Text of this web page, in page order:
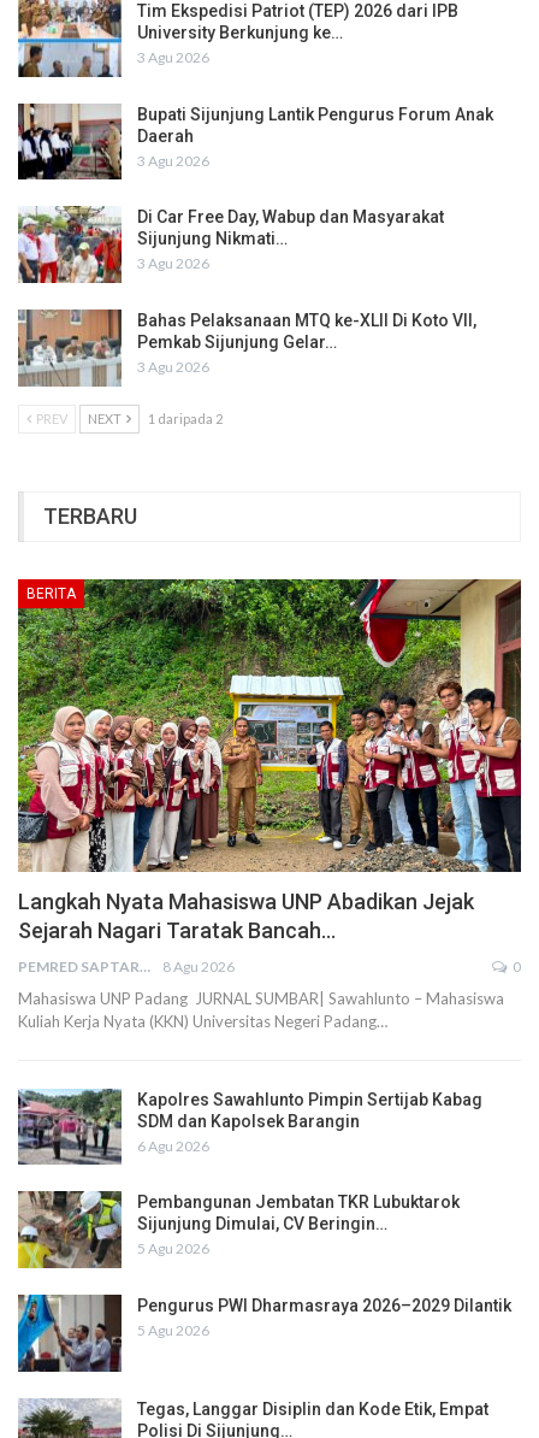
Tim Ekspedisi Patriot (TEP) 2026 dari IPB
University Berkunjung ke…
3 Agu 2026
Bupati Sijunjung Lantik Pengurus Forum Anak
Daerah
3 Agu 2026
Di Car Free Day, Wabup dan Masyarakat
Sijunjung Nikmati…
3 Agu 2026
Bahas Pelaksanaan MTQ ke-XLII Di Koto VII,
Pemkab Sijunjung Gelar…
3 Agu 2026
PREV NEXT 1 daripada 2
TERBARU
BERITA
Langkah Nyata Mahasiswa UNP Abadikan Jejak
Sejarah Nagari Taratak Bancah…
PEMRED SAPTARIUS 8 Agu 2026 0
Mahasiswa UNP Padang JURNAL SUMBAR| Sawahlunto – Mahasiswa
Kuliah Kerja Nyata (KKN) Universitas Negeri Padang…
Kapolres Sawahlunto Pimpin Sertijab Kabag
SDM dan Kapolsek Barangin
6 Agu 2026
Pembangunan Jembatan TKR Lubuktarok
Sijunjung Dimulai, CV Beringin…
5 Agu 2026
Pengurus PWI Dharmasraya 2026–2029 Dilantik
5 Agu 2026
Tegas, Langgar Disiplin dan Kode Etik, Empat
Polisi Di Sijunjung…